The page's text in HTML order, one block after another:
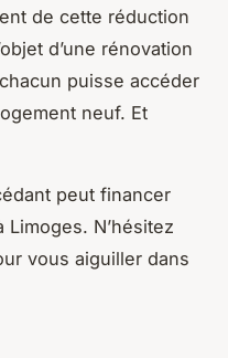
de cette réduction
d’une rénovation
puisse accéder
neuf. Et
peut financer
Limoges. N’hésitez
vous aiguiller dans